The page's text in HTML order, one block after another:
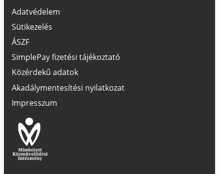
Adatvédelem
Sütikezelés
ÁSZF
SimplePay fizetési tájékoztató
Közérdekű adatok
Akadálymentesítési nyilatkozat
Impresszum